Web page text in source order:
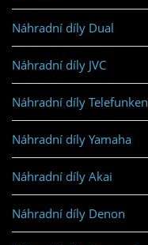
Náhradní díly Dual
Náhradní díly JVC
Náhradní díly Telefunken
Náhradní díly Yamaha
Náhradní díly Akai
Náhradní díly Denon